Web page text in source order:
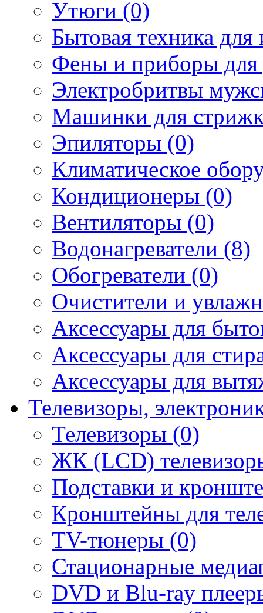
Утюги (0)
Бытовая техника
Фены и приборы для
Электробритвы
Машинки для
Эпиляторы (0)
Климатическое
Кондиционеры (0)
Вентиляторы (0)
Водонагреватели (8)
Обогреватели (0)
Очистители и
Аксессуары для
Аксессуары для
Аксессуары для
Телевизоры,
Телевизоры (0)
ЖК (LCD)
Подставки и
Кронштейны для
TV-тюнеры (0)
Стационарные
DVD и Blu-ray